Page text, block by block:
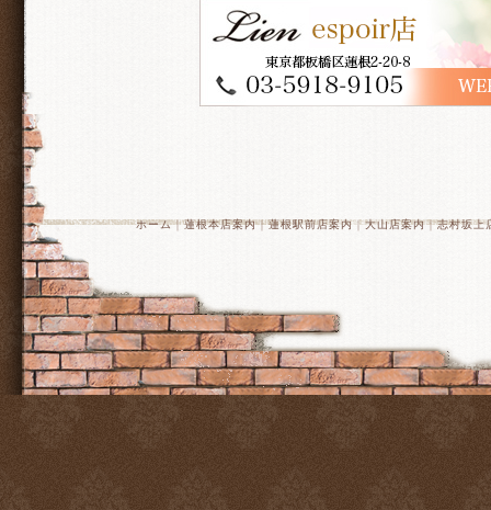
ホーム｜蓮根本店案内｜蓮根駅前店案内｜大山店案内｜志村坂上